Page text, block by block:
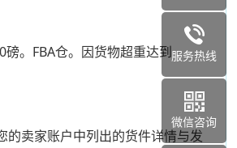
。FBA仓。因货物超重达到
卖家账户中列出的货件详情与发
服务热线
微信咨询